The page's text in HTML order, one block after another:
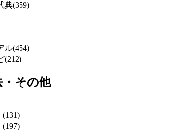
典(359)
ル(454)
(212)
・その他
(131)
(197)